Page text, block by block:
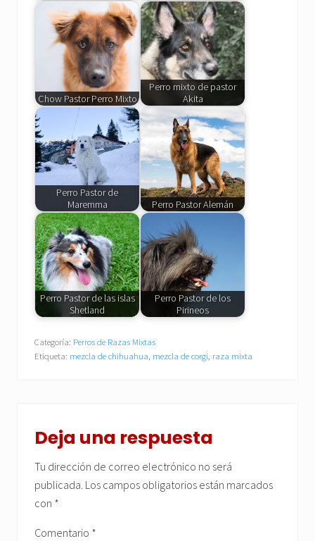
Chow Pastor Perro Mixto
Perro mixto de pastor
Akita
Perro Pastor de
Maremma
Perro Pastor Alemán
Perro Pastor de las islas
Shetland
Perro Pastor de los
Pirineos
Categoría: Perros de Razas Mixtas
Etiqueta: mezcla de chihuahua mezcla de corgi raza mixta
con
los
lectores
Deja una respuesta
Tu dirección de correo electrónico no será
publicada. Los campos obligatorios están marcados
con *
Comentario *